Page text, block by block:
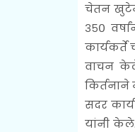
चेतन
३५०
कार्यकर्ते
वाचन
किर्तनाने
सदर
यांनी केले.